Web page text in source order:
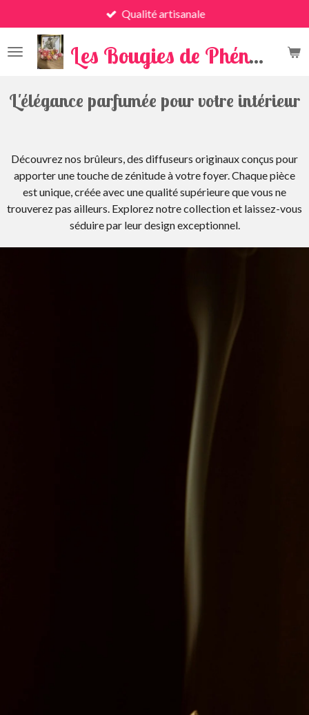
au
contenu
principal
Les Bougies de Phénix
Qualité artisanale
L'élégance parfumée pour votre intérieur
Découvrez nos brûleurs, des diffuseurs originaux conçus pour
apporter une touche de zénitude à votre foyer. Chaque pièce
est unique, créée avec une qualité supérieure que vous ne
trouverez pas ailleurs. Explorez notre collection et laissez-vous
séduire par leur design exceptionnel.